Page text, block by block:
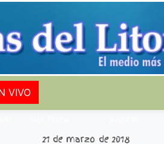
VIVO
21 de marzo de 2018